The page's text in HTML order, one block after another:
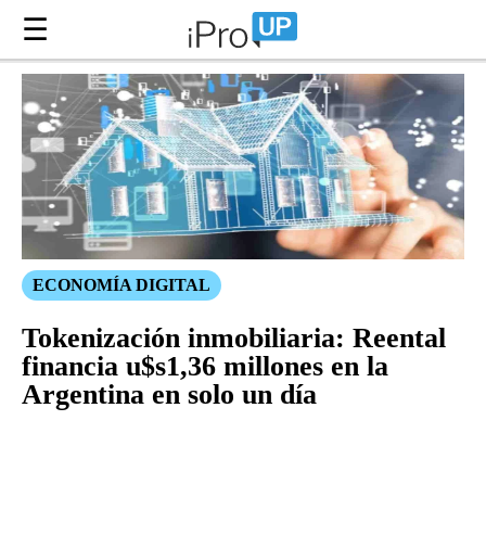
☰
Tokenización inmobiliaria: Reental
financia u$s1,36 millones en la
Argentina en solo un día
ECONOMÍA DIGITAL